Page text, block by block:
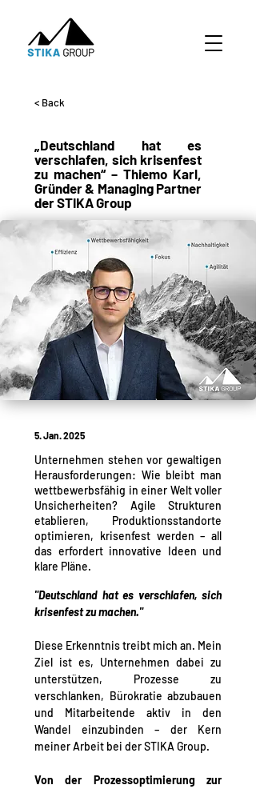
< Back
„Deutschland hat es
verschlafen, sich krisenfest
zu machen“ – Thiemo Karl,
Gründer & Managing Partner
der STIKA Group
5. Jan. 2025
Unternehmen stehen vor gewaltigen
Herausforderungen: Wie bleibt man
wettbewerbsfähig in einer Welt voller
Unsicherheiten? Agile Strukturen
etablieren, Produktionsstandorte
optimieren, krisenfest werden – all
das erfordert innovative Ideen und
klare Pläne.
"Deutschland hat es verschlafen, sich
krisenfest zu machen."
Diese Erkenntnis treibt mich an. Mein
Ziel ist es, Unternehmen dabei zu
unterstützen, Prozesse zu
verschlanken, Bürokratie abzubauen
und Mitarbeitende aktiv in den
Wandel einzubinden – der Kern
meiner Arbeit bei der STIKA Group.
Von der Prozessoptimierung zur